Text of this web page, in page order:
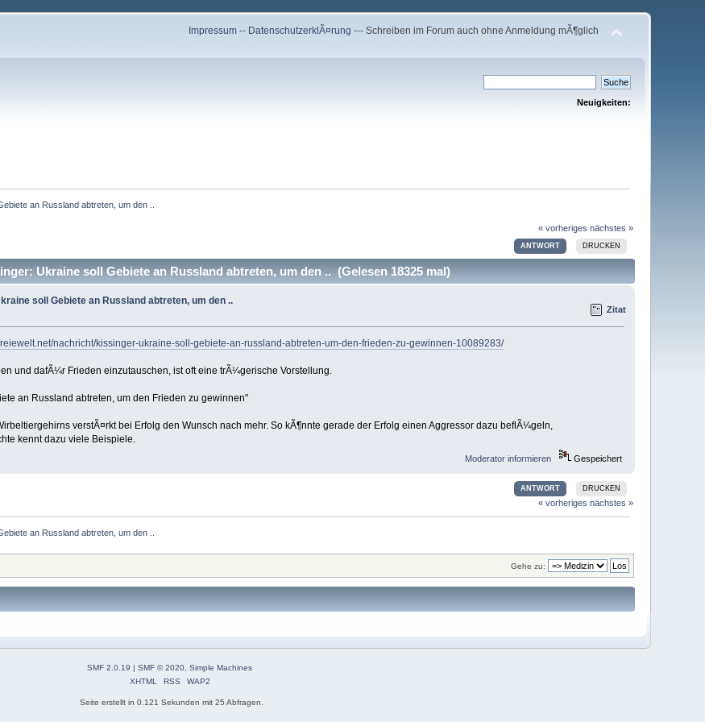
Impressum -- DatenschutzerklÃ¤rung --- Schreiben im Forum auch ohne Anmeldung mÃ¶glich
Neuigkeiten:
an Russland abtreten, um den ..
« vorheriges nächstes »
ANTWORT DRUCKEN
Ukraine soll Gebiete an Russland abtreten, um den .. (Gelesen 18325 mal)
soll Gebiete an Russland abtreten, um den ..
Zitat
nachricht/kissinger-ukraine-soll-gebiete-an-russland-abtreten-um-den-frieden-zu-gewinnen-10089283/
und dafÃ¼r Frieden einzutauschen, ist oft eine trÃ¼gerische Vorstellung.
an Russland abtreten, um den Frieden zu gewinnen"
verstÃ¤rkt bei Erfolg den Wunsch nach mehr. So kÃ¶nnte gerade der Erfolg einen Aggressor dazu beflÃ¼geln,
kennt dazu viele Beispiele.
Moderator informieren Gespeichert
ANTWORT DRUCKEN
« vorheriges nächstes »
an Russland abtreten, um den ..
Gehe zu:
SMF 2.0.19 SMF © 2020, Simple Machines
XHTML
RSS WAP2
Seite erstellt in 0.121 Sekunden mit 25 Abfragen.